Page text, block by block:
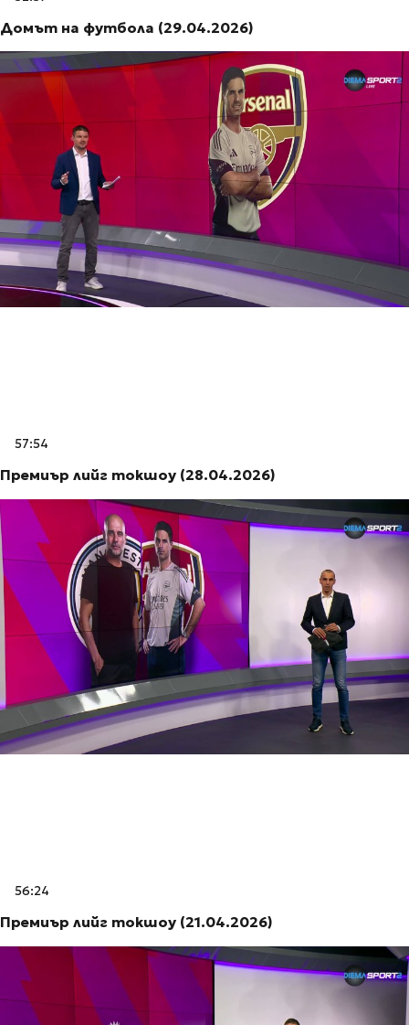
Домът на футбола (29.04.2026)
57:54
Премиър лийг токшоу (28.04.2026)
56:24
Премиър лийг токшоу (21.04.2026)